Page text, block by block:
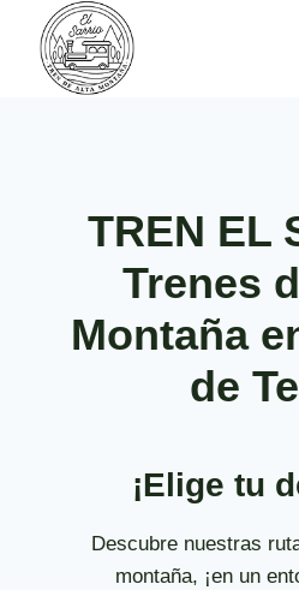
Saltar
contenido
TREN EL
Trenes
Montaña
de
¡Elige tu
Descubre nuestras
montaña, ¡en un